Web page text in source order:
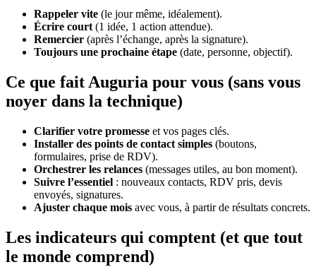
Rappeler vite (le jour même, idéalement).
Écrire court (1 idée, 1 action attendue).
Remercier (après l’échange, après la signature).
Toujours une prochaine étape (date, personne, objectif).
Ce que fait Auguria pour vous (sans vous
noyer dans la technique)
Clarifier votre promesse et vos pages clés.
Installer des points de contact simples (boutons,
formulaires, prise de RDV).
Orchestrer les relances (messages utiles, au bon moment).
Suivre l’essentiel : nouveaux contacts, RDV pris, devis
envoyés, signatures.
Ajuster chaque mois avec vous, à partir de résultats concrets.
Les indicateurs qui comptent (et que tout
le monde comprend)